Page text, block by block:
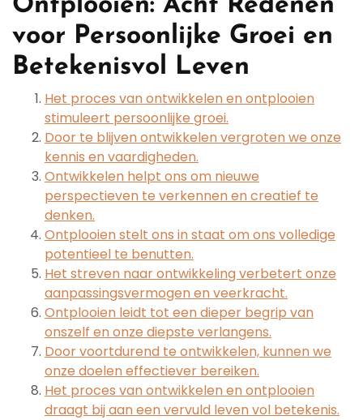
Ontplooien: Acht Redenen
voor Persoonlijke Groei en
Betekenisvol Leven
Het proces van ontwikkelen en ontplooien
stimuleert persoonlijke groei.
Door te blijven ontwikkelen vergroten we onze
kennis en vaardigheden.
Ontwikkelen helpt ons om nieuwe
perspectieven te verkennen en creatief te
denken.
Ontplooien stelt ons in staat om ons volledige
potentieel te benutten.
Het streven naar ontwikkeling verbetert onze
aanpassingsvermogen en veerkracht.
Ontplooien leidt tot een dieper begrip van
onszelf en onze diepste verlangens.
Door voortdurend te ontwikkelen, kunnen we
onze doelen effectiever bereiken.
Het proces van ontwikkelen en ontplooien
draagt bij aan een vervuld leven vol betekenis.